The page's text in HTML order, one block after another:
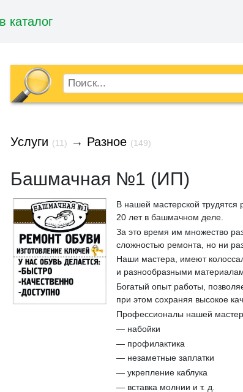
Услуги (11) → Разное (149)
Башмачная №1 (ИП)
В нашей мастерской
20 лет в башмачном деле.
За это время им множество
сложностью ремонта, но ни
Наши мастера, имеют
и разнообразными
Богатый опыт работы,
при этом сохраняя высокое
Профессионалы нашей
— набойки
— профилактика
— незаметные заплатки
— укрепление каблука
— вставка молнии и т. д.